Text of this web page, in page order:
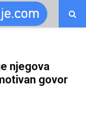
njegova
govor